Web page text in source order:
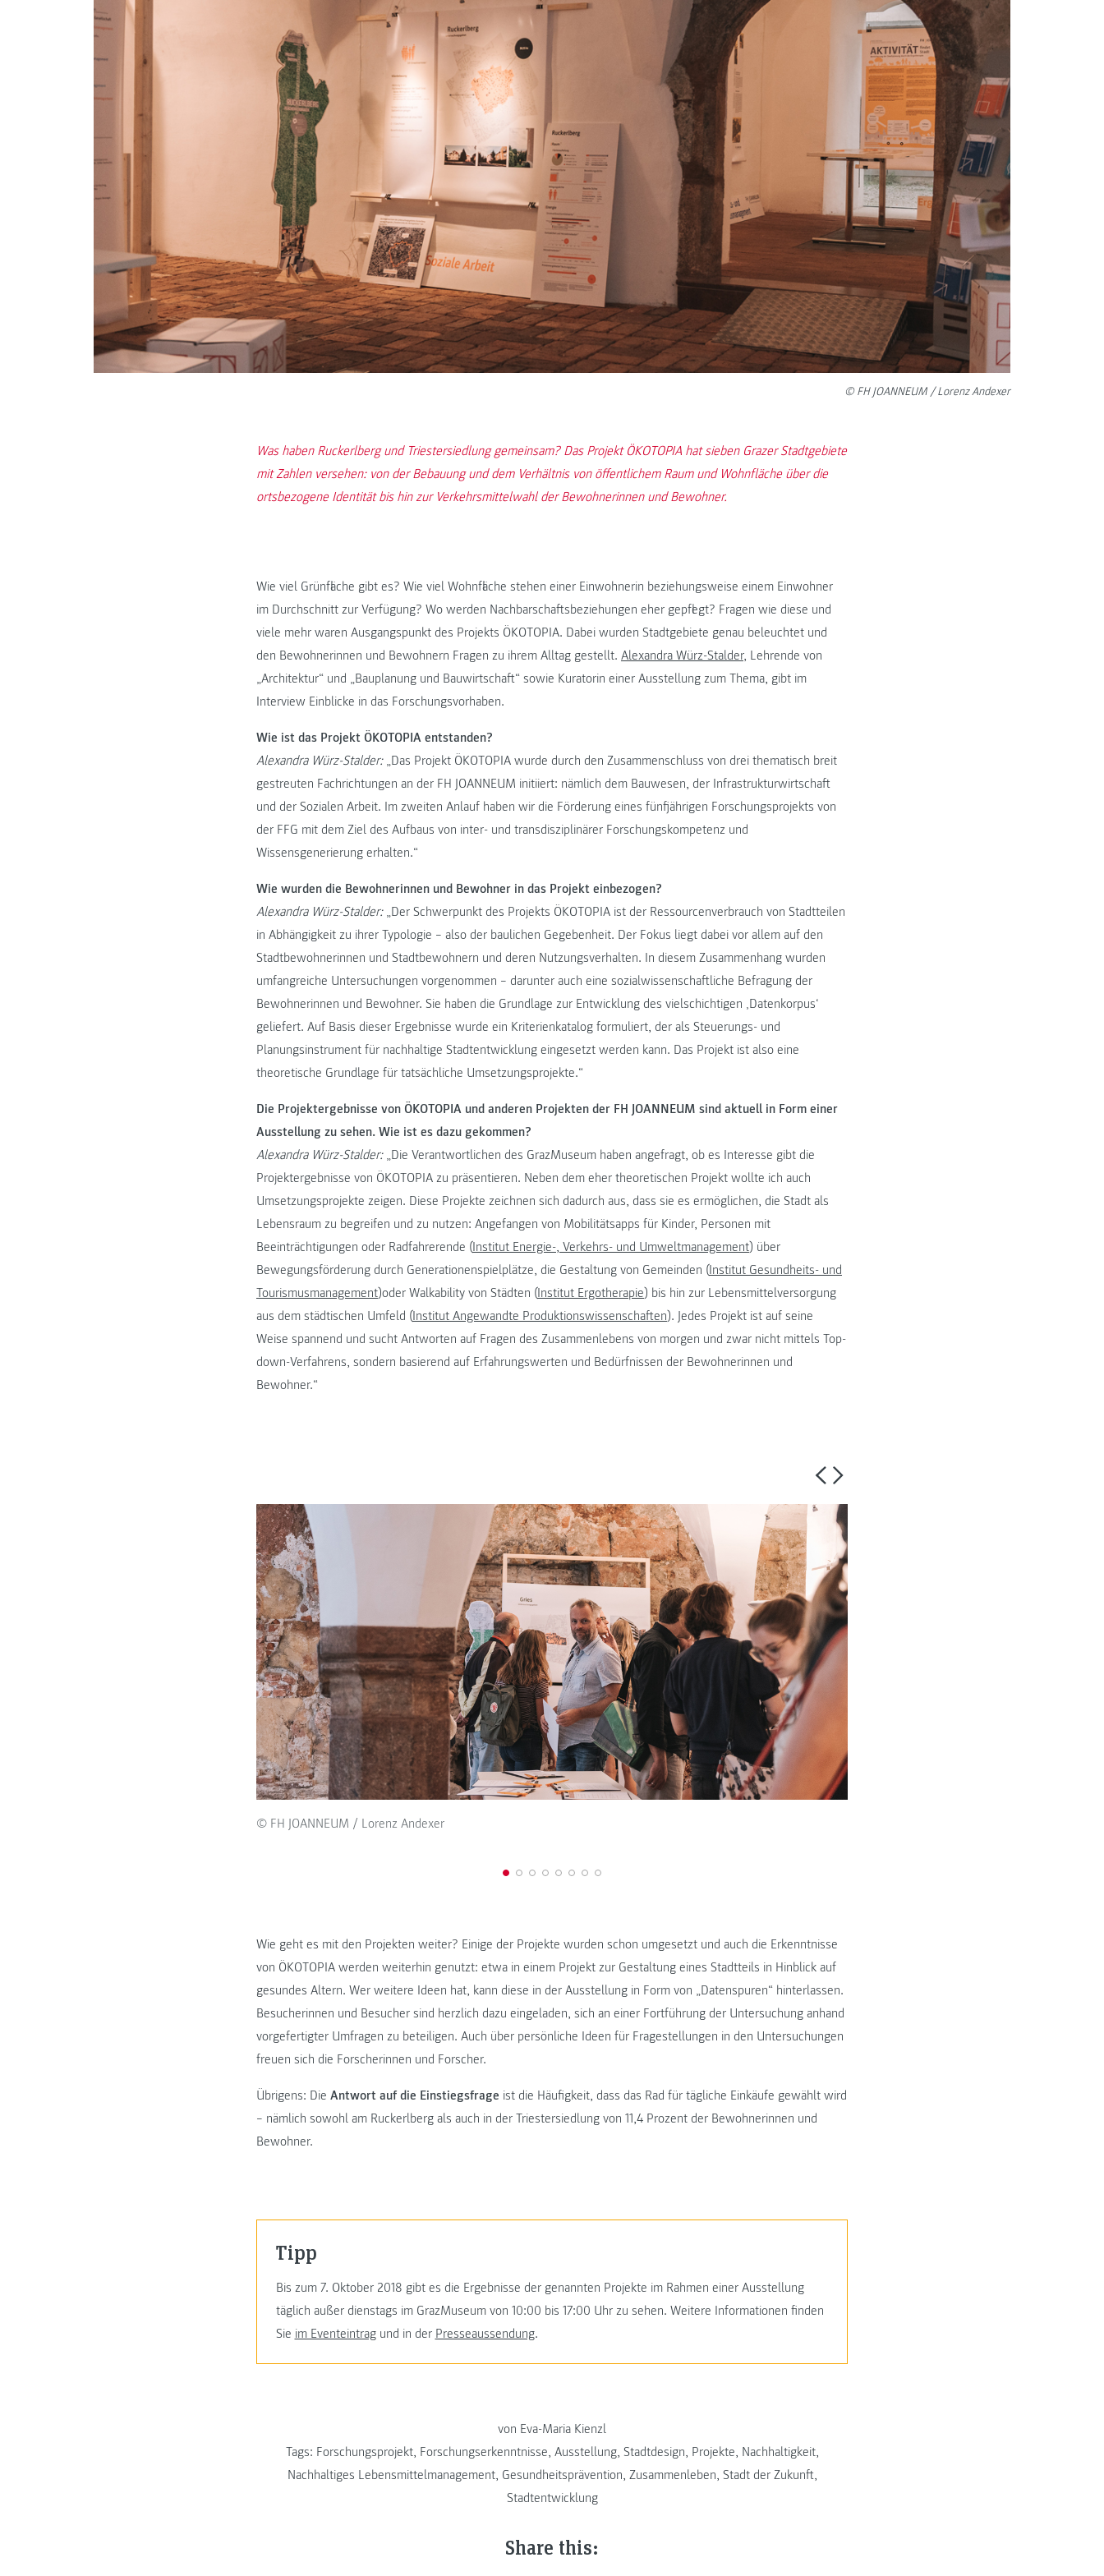
© FH JOANNEUM / Lorenz Andexer
Was haben Ruckerlberg und Triestersiedlung gemeinsam? Das Projekt ÖKOTOPIA hat sieben Grazer Stadtgebiete
mit Zahlen versehen: von der Bebauung und dem Verhältnis von öffentlichem Raum und Wohnfläche über die
ortsbezogene Identität bis hin zur Verkehrsmittelwahl der Bewohnerinnen und Bewohner.
Wie viel Grünfläche gibt es? Wie viel Wohnfläche stehen einer Einwohnerin beziehungsweise einem Einwohner
im Durchschnitt zur Verfügung? Wo werden Nachbarschaftsbeziehungen eher gepflegt? Fragen wie diese und
viele mehr waren Ausgangspunkt des Projekts ÖKOTOPIA. Dabei wurden Stadtgebiete genau beleuchtet und
den Bewohnerinnen und Bewohnern Fragen zu ihrem Alltag gestellt. Alexandra Würz-Stalder, Lehrende von
„Architektur“ und „Bauplanung und Bauwirtschaft“ sowie Kuratorin einer Ausstellung zum Thema, gibt im
Interview Einblicke in das Forschungsvorhaben.
Wie ist das Projekt ÖKOTOPIA entstanden?
Alexandra Würz-Stalder:„Das Projekt ÖKOTOPIA wurde durch den Zusammenschluss von drei thematisch breit
gestreuten Fachrichtungen an der FH JOANNEUM initiiert: nämlich dem Bauwesen, der Infrastrukturwirtschaft
und der Sozialen Arbeit. Im zweiten Anlauf haben wir die Förderung eines fünfjährigen Forschungsprojekts von
der FFG mit dem Ziel des Aufbaus von inter- und transdisziplinärer Forschungskompetenz und
Wissensgenerierung erhalten.“
Wie wurden die Bewohnerinnen und Bewohner in das Projekt einbezogen?
Alexandra Würz-Stalder:„Der Schwerpunkt des Projekts ÖKOTOPIA ist der Ressourcenverbrauch von Stadtteilen
in Abhängigkeit zu ihrer Typologie – also der baulichen Gegebenheit. Der Fokus liegt dabei vor allem auf den
Stadtbewohnerinnen und Stadtbewohnern und deren Nutzungsverhalten. In diesem Zusammenhang wurden
umfangreiche Untersuchungen vorgenommen – darunter auch eine sozialwissenschaftliche Befragung der
Bewohnerinnen und Bewohner. Sie haben die Grundlage zur Entwicklung des vielschichtigen ‚Datenkorpus‘
geliefert. Auf Basis dieser Ergebnisse wurde ein Kriterienkatalog formuliert, der als Steuerungs- und
Planungsinstrument für nachhaltige Stadtentwicklung eingesetzt werden kann. Das Projekt ist also eine
theoretische Grundlage für tatsächliche Umsetzungsprojekte.“
Die Projektergebnisse von ÖKOTOPIA und anderen Projekten der FH JOANNEUM sind aktuell in Form einer
Ausstellung zu sehen. Wie ist es dazu gekommen?
Alexandra Würz-Stalder:„Die Verantwortlichen des GrazMuseum haben angefragt, ob es Interesse gibt die
Projektergebnisse von ÖKOTOPIA zu präsentieren. Neben dem eher theoretischen Projekt wollte ich auch
Umsetzungsprojekte zeigen. Diese Projekte zeichnen sich dadurch aus, dass sie es ermöglichen, die Stadt als
Lebensraum zu begreifen und zu nutzen: Angefangen von Mobilitätsapps für Kinder, Personen mit
Beeinträchtigungen oder Radfahrerende (Institut Energie-, Verkehrs- und Umweltmanagement) über
Bewegungsförderung durch Generationenspielplätze, die Gestaltung von Gemeinden (Institut Gesundheits- und
Tourismusmanagement)oder Walkability von Städten (Institut Ergotherapie) bis hin zur Lebensmittelversorgung
aus dem städtischen Umfeld (Institut Angewandte Produktionswissenschaften). Jedes Projekt ist auf seine
Weise spannend und sucht Antworten auf Fragen des Zusammenlebens von morgen und zwar nicht mittels Top-
down-Verfahrens, sondern basierend auf Erfahrungswerten und Bedürfnissen der Bewohnerinnen und
Bewohner.“
© FH JOANNEUM / Lorenz Andexer
Wie geht es mit den Projekten weiter? Einige der Projekte wurden schon umgesetzt und auch die Erkenntnisse
von ÖKOTOPIA werden weiterhin genutzt: etwa in einem Projekt zur Gestaltung eines Stadtteils in Hinblick auf
gesundes Altern. Wer weitere Ideen hat, kann diese in der Ausstellung in Form von „Datenspuren“ hinterlassen.
Besucherinnen und Besucher sind herzlich dazu eingeladen, sich an einer Fortführung der Untersuchung anhand
vorgefertigter Umfragen zu beteiligen. Auch über persönliche Ideen für Fragestellungen in den Untersuchungen
freuen sich die Forscherinnen und Forscher.
Übrigens: Die Antwort auf die Einstiegsfrage ist die Häufigkeit, dass das Rad für tägliche Einkäufe gewählt wird
– nämlich sowohl am Ruckerlberg als auch in der Triestersiedlung von 11,4 Prozent der Bewohnerinnen und
Bewohner.
Tipp
Bis zum 7. Oktober 2018 gibt es die Ergebnisse der genannten Projekte im Rahmen einer Ausstellung
täglich außer dienstags im GrazMuseum von 10:00 bis 17:00 Uhr zu sehen. Weitere Informationen finden
Sie im Eventeintragund in der Presseaussendung.
von Eva-Maria Kienzl
Tags: Forschungsprojekt, Forschungserkenntnisse, Ausstellung, Stadtdesign, Projekte, Nachhaltigkeit,
Nachhaltiges Lebensmittelmanagement, Gesundheitsprävention, Zusammenleben, Stadt der Zukunft,
Stadtentwicklung
Share this: